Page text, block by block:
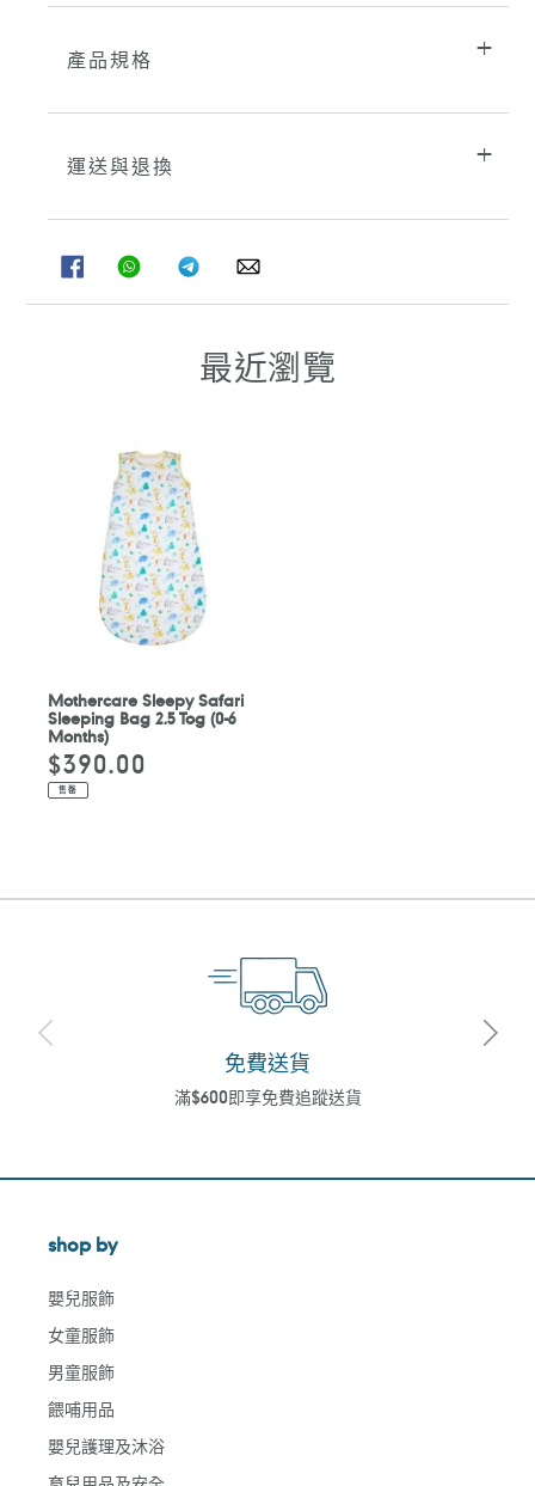
產品規格
運送與退換
FACEBOOK
分
享
WHATSAPPTELEGRAM
分
享
WHATSAPP
最近瀏覽
Mothercare Sleepy Safari
Sleeping Bag 2.5 Tog (0-6
Months)
定
價
$390.00
售罄
免費送貨
滿$600即享免費追蹤送貨
shop by
嬰兒服飾
女童服飾
男童服飾
餵哺用品
嬰兒護理及沐浴